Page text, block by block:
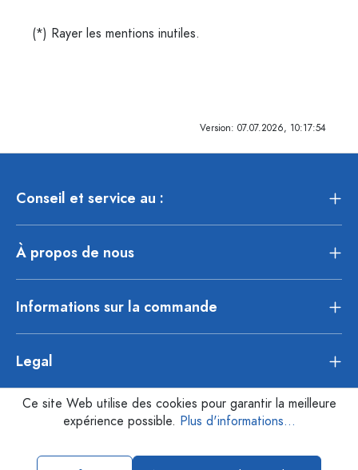
(*) Rayer les mentions inutiles.
Version: 07.07.2026, 10:17:54
Conseil et service au :
À propos de nous
Informations sur la commande
Legal
Ce site Web utilise des cookies pour garantir la meilleure
expérience possible. Plus d'informations...